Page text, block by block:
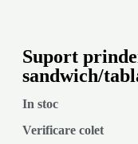
Suport
sandwich/
In stoc
Verificare colet